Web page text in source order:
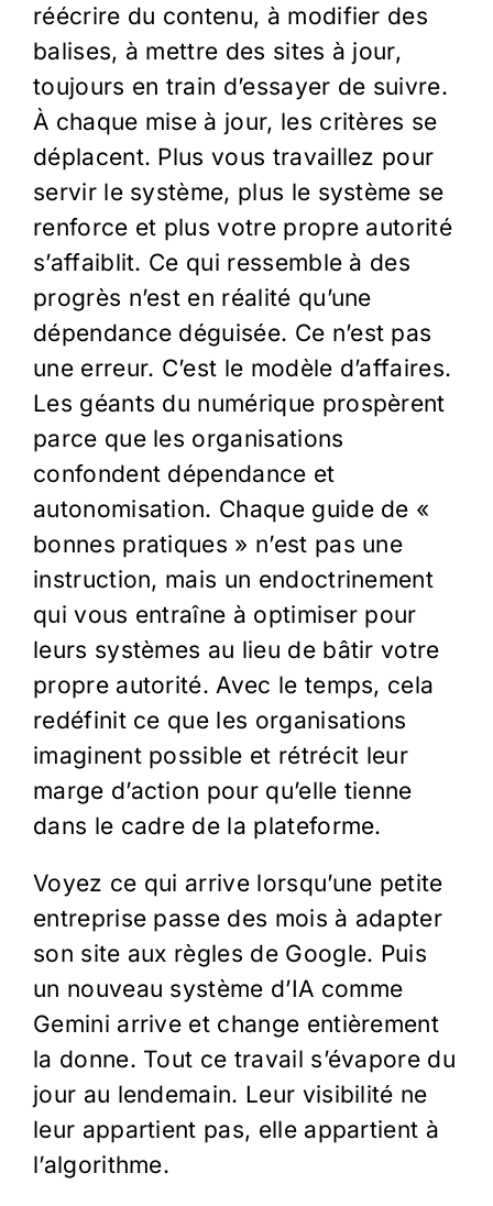
réécrire du contenu, à modifier des
balises, à mettre des sites à jour,
toujours en train d’essayer de suivre.
À chaque mise à jour, les critères se
déplacent. Plus vous travaillez pour
servir le système, plus le système se
renforce et plus votre propre autorité
s’affaiblit. Ce qui ressemble à des
progrès n’est en réalité qu’une
dépendance déguisée. Ce n’est pas
une erreur. C’est le modèle d’affaires.
Les géants du numérique prospèrent
parce que les organisations
confondent dépendance et
autonomisation. Chaque guide de «
bonnes pratiques » n’est pas une
instruction, mais un endoctrinement
qui vous entraîne à optimiser pour
leurs systèmes au lieu de bâtir votre
propre autorité. Avec le temps, cela
redéfinit ce que les organisations
imaginent possible et rétrécit leur
marge d’action pour qu’elle tienne
dans le cadre de la plateforme.
Voyez ce qui arrive lorsqu’une petite
entreprise passe des mois à adapter
son site aux règles de Google. Puis
un nouveau système d’IA comme
Gemini arrive et change entièrement
la donne. Tout ce travail s’évapore du
jour au lendemain. Leur visibilité ne
leur appartient pas, elle appartient à
l’algorithme.